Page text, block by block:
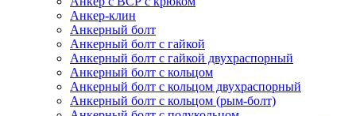
Анкер-клин
Анкерный болт
Анкерный болт с гайкой
Анкерный болт с гайкой двухраспорный
Анкерный болт с кольцом
Анкерный болт с кольцом двухраспорный
Анкерный болт с кольцом (рым-болт)